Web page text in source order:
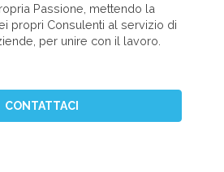
Passione, mettendo la
propri Consulenti al servizio di
per unire con il lavoro.
CONTATTACI